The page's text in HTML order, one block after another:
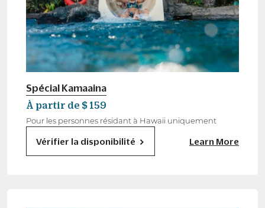
Spécial Kamaaina
À partir de $ 159
Pour les personnes résidant à Hawaii uniquement
Vérifier la disponibilité Learn More